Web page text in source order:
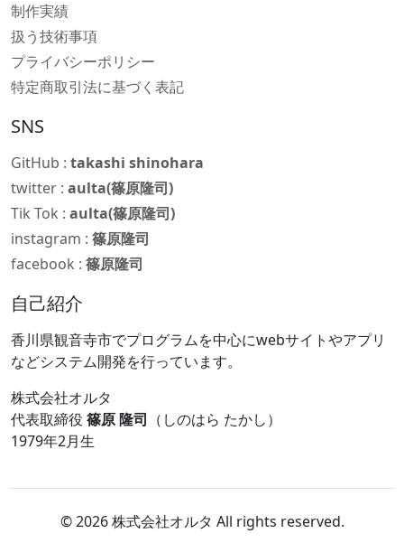
制作実績
扱う技術事項
プライバシーポリシー
特定商取引法に基づく表記
SNS
GitHub : takashi shinohara
twitter : aulta(篠原隆司)
Tik Tok : aulta(篠原隆司)
instagram : 篠原隆司
facebook : 篠原隆司
自己紹介
香川県観音寺市でプログラムを中心にwebサイトやアプリ
などシステム開発を行っています。
株式会社オルタ
代表取締役 篠原 隆司 （しのはら たかし）
1979年2月生
© 2026 株式会社オルタ All rights reserved.